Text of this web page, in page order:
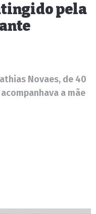
pela
Novaes, de 40
a mãe